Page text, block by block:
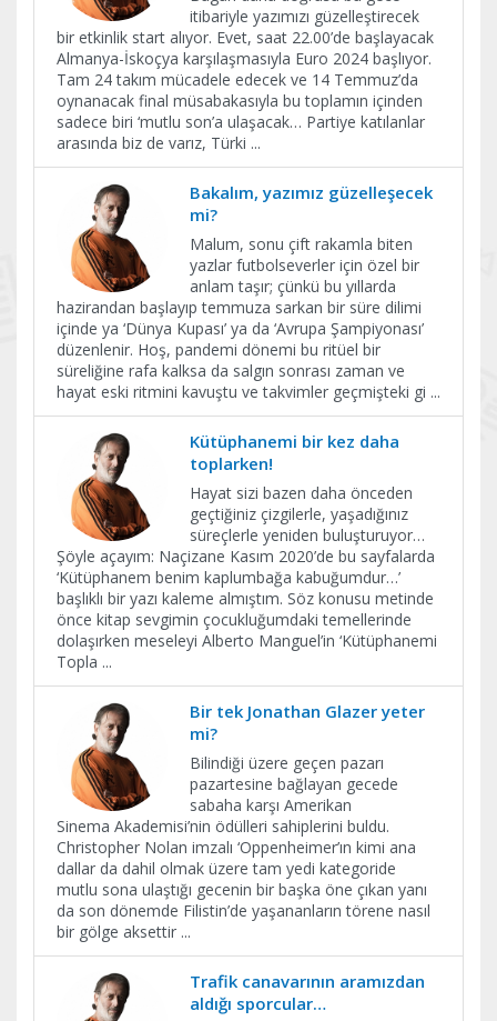
itibariyle yazımızı güzelleştirecek
bir etkinlik start alıyor. Evet, saat 22.00’de başlayacak
Almanya-İskoçya karşılaşmasıyla Euro 2024 başlıyor.
Tam 24 takım mücadele edecek ve 14 Temmuz’da
oynanacak final müsabakasıyla bu toplamın içinden
sadece biri ‘mutlu son’a ulaşacak… Partiye katılanlar
arasında biz de varız, Türki ...
Bakalım, yazımız güzelleşecek
mi?
Malum, sonu çift rakamla biten
yazlar futbolseverler için özel bir
anlam taşır; çünkü bu yıllarda
hazirandan başlayıp temmuza sarkan bir süre dilimi
içinde ya ‘Dünya Kupası’ ya da ‘Avrupa Şampiyonası’
düzenlenir. Hoş, pandemi dönemi bu ritüel bir
süreliğine rafa kalksa da salgın sonrası zaman ve
hayat eski ritmini kavuştu ve takvimler geçmişteki gi ...
Kütüphanemi bir kez daha
toplarken!
Hayat sizi bazen daha önceden
geçtiğiniz çizgilerle, yaşadığınız
süreçlerle yeniden buluşturuyor…
Şöyle açayım: Naçizane Kasım 2020’de bu sayfalarda
‘Kütüphanem benim kaplumbağa kabuğumdur…’
başlıklı bir yazı kaleme almıştım. Söz konusu metinde
önce kitap sevgimin çocukluğumdaki temellerinde
dolaşırken meseleyi Alberto Manguel’in ‘Kütüphanemi
Topla ...
Bir tek Jonathan Glazer yeter
mi?
Bilindiği üzere geçen pazarı
pazartesine bağlayan gecede
sabaha karşı Amerikan
Sinema Akademisi’nin ödülleri sahiplerini buldu.
Christopher Nolan imzalı ‘Oppenheimer’ın kimi ana
dallar da dahil olmak üzere tam yedi kategoride
mutlu sona ulaştığı gecenin bir başka öne çıkan yanı
da son dönemde Filistin’de yaşananların törene nasıl
bir gölge aksettir ...
Trafik canavarının aramızdan
aldığı sporcular…